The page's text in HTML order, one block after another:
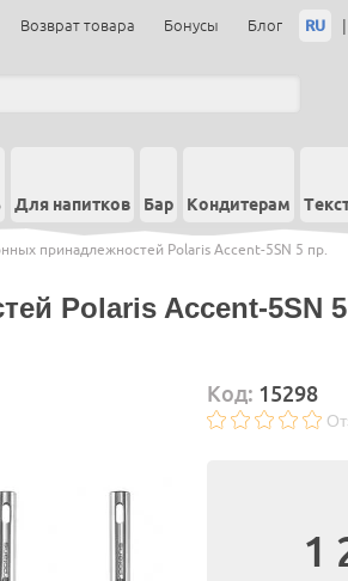
Возврат товара Бонусы Блог RU |
Для напитков Бар Кондитерам
принадлежностей Polaris Accent-5SN 5 пр.
Polaris Accent-5SN
Код: 15298
1